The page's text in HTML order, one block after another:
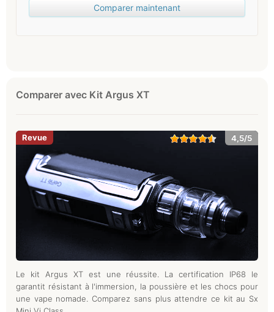
Comparer maintenant
Comparer avec Kit Argus XT
4,5/5
Le kit Argus XT est une réussite. La certification IP68 le
garantit résistant à l'immersion, la poussière et les chocs pour
une vape nomade. Comparez sans plus attendre ce kit au Sx